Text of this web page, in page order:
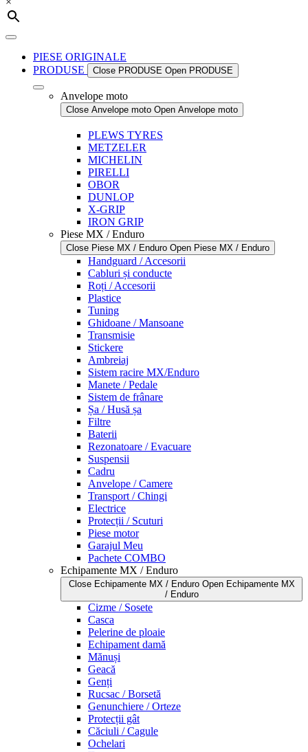
PIESE ORIGINALE
PRODUSE
Close PRODUSE Open PRODUSE
Anvelope moto
Close Anvelope moto Open Anvelope moto
PLEWS TYRES
METZELER
MICHELIN
PIRELLI
OBOR
DUNLOP
X-GRIP
IRON GRIP
Piese MX / Enduro
Close Piese MX / Enduro Open Piese MX / Enduro
Handguard / Accesorii
Cabluri și conducte
Roți / Accesorii
Plastice
Tuning
Ghidoane / Mansoane
Transmisie
Stickere
Ambreiaj
Sistem racire MX/Enduro
Manete / Pedale
Sistem de frânare
Șa / Husă șa
Filtre
Baterii
Rezonatoare / Evacuare
Suspensii
Cadru
Anvelope / Camere
Transport / Chingi
Electrice
Protecții / Scuturi
Piese motor
Garajul Meu
Pachete COMBO
Echipamente MX / Enduro
Close Echipamente MX / Enduro Open Echipamente MX
/ Enduro
Cizme / Sosete
Casca
Pelerine de ploaie
Echipament damă
Mănuși
Geacă
Genți
Rucsac / Borsetă
Genunchiere / Orteze
Protecții gât
Căciuli / Cagule
Ochelari